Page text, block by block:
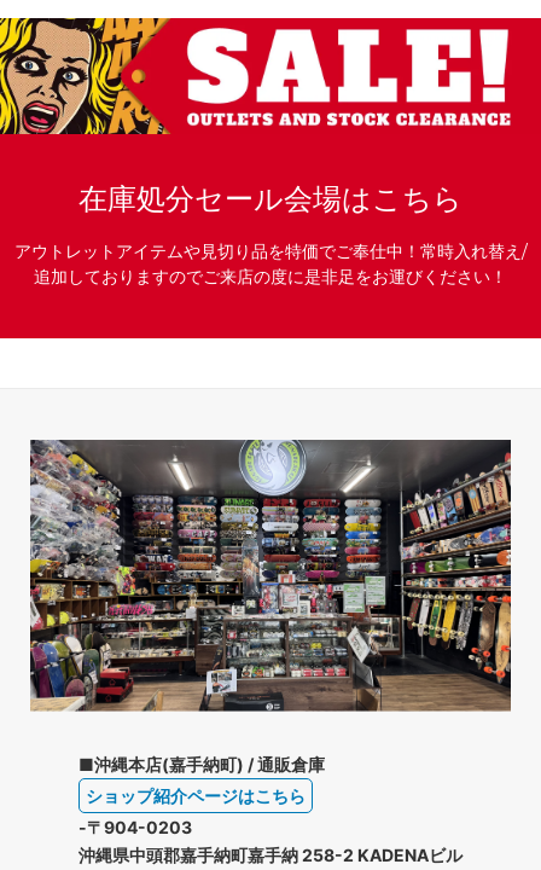
在庫処分セール会場はこちら
アウトレットアイテムや見切り品を特価でご奉仕中！常時入れ替え/
追加しておりますのでご来店の度に是非足をお運びください！
■沖縄本店(嘉手納町) / 通販倉庫
ショップ紹介ページはこちら
-〒904-0203
沖縄県中頭郡嘉手納町嘉手納 258-2 KADENAビル